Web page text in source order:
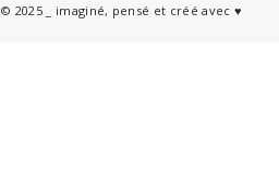
© 2025 _ imaginé, pensé et créé avec ♥